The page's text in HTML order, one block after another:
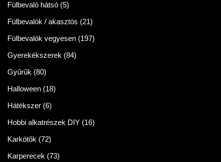
Fülbevaló hátsó (5)
Fülbevalók / akasztós (21)
Fülbevalók vegyesen (197)
Gyerekékszerek (84)
Gyűrűk (80)
Halloween (18)
Hátékszer (6)
Hobbi alkatrészek DIY (16)
Karkötők (72)
Karperecek (73)